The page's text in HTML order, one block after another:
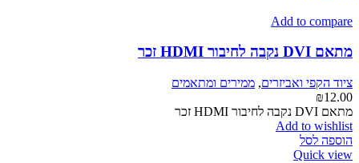
מספר
ניתן
לבחור
את
האפשרויות
בעמוד
המוצר
Add to compare
מתאם DVI נקבה לחיבור HDMI זכר
ציוד הקפי ואביזרים, ממירים ומתאמים
₪12.00
מתאם DVI נקבה לחיבור HDMI זכר
Add to wishlist
הוספה לסל
Quick view